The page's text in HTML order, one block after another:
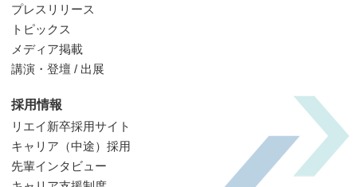
プレスリリース
トピックス
メディア掲載
講演・登壇 / 出展
採用情報
リエイ新卒採用サイト
キャリア（中途）採用
先輩インタビュー